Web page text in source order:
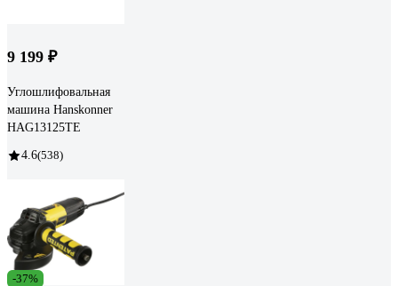
9 199 ₽
Углошлифовальная
машина Hanskonner
HAG13125TE
4.6(538)
-37%